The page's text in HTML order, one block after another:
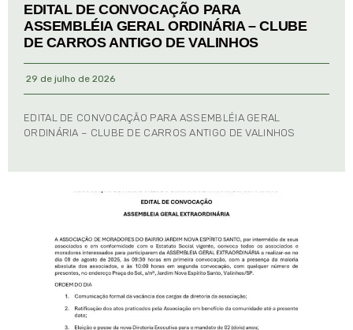
EDITAL DE CONVOCAÇÃO PARA
ASSEMBLÉIA GERAL ORDINÁRIA – CLUBE
DE CARROS ANTIGO DE VALINHOS
29 de julho de 2026
EDITAL DE CONVOCAÇÃO PARA ASSEMBLÉIA GERAL
ORDINÁRIA – CLUBE DE CARROS ANTIGO DE VALINHOS